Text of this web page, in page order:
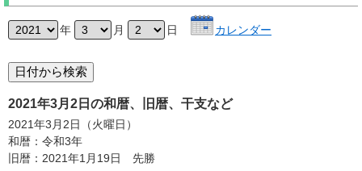
年 月 日 カレンダー
2021年3月2日の和暦、旧暦、干支など
2021年3月2日（火曜日）
和暦：令和3年
旧暦：2021年1月19日 先勝